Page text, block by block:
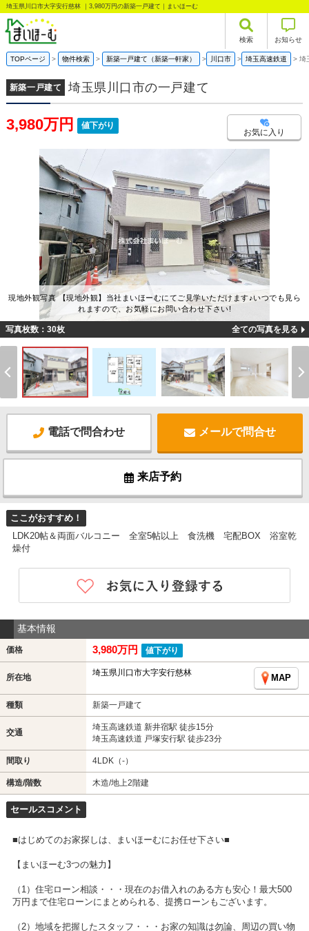
埼玉県川口市大字安行慈林 ｜3,980万円の新築一戸建て｜まいほーむ
検索 お知らせ
TOPページ 物件検索 新築一戸建て（新築一軒家） 川口市 埼玉高速鉄道 埼
新築一戸建て 埼玉県川口市の一戸建て
3,980万円 値下がり
お気に入り
現地外観写真 【現地外観】当社まいほーむにてご見学いただけます♪いつでも見ら
れますので、お気軽にお問い合わせ下さい!
写真枚数：30枚 全ての写真を見る
電話で問合わせ メールで問合せ
来店予約
ここがおすすめ！
LDK20帖＆両面バルコニー 全室5帖以上 食洗機 宅配BOX 浴室乾
燥付
基本情報
価格 3,980万円 値下がり
所在地 埼玉県川口市大字安行慈林
MAP
種類 新築一戸建て
交通
埼玉高速鉄道 新井宿駅 徒歩15分
埼玉高速鉄道 戸塚安行駅 徒歩23分
間取り 4LDK（-）
構造/階数 木造/地上2階建
セールスコメント
■はじめてのお家探しは、まいほーむにお任せ下さい■
【まいほーむ3つの魅力】
（1）住宅ローン相談・・・現在のお借入れのある方も安心！最大500
万円まで住宅ローンにまとめられる、提携ローンもございます。
（2）地域を把握したスタッフ・・・お家の知識は勿論、周辺の買い物